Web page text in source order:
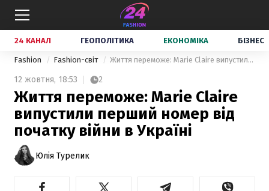
24 КАНАЛ ГЕОПОЛІТИКА ЕКОНОМІКА БІЗНЕС
Fashion Fashion-світ Життя переможе: Мarie Сlaire випустили перший номер від початку війни в Україні
12 жовтня, 18:53 2
Життя переможе: Мarie Сlaire
випустили перший номер від
початку війни в Україні
Юлія Турелик